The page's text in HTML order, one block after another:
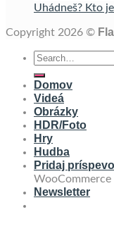
Uhádneš? Kto
Copyright 2026 ©
Domov
Videá
Obrázky
HDR/Foto
Hry
Hudba
Pridaj
WooCommerce
Newsletter